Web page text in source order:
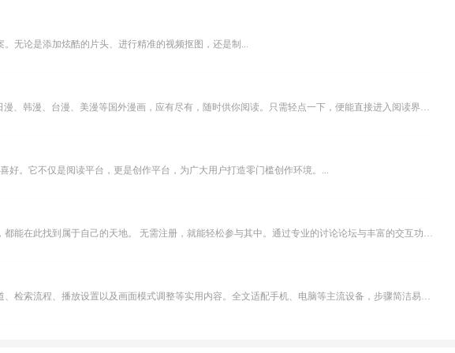
无论是添加炫酷的片头、进行精准的视频抠图，还是制...
乐可漫画APP，堪称主打免费与高清的在线漫画阅读神器。其官方版提供海量完整版漫画资源，无论是国内漫画，还是日漫、韩漫、台漫、美漫等国外漫画，应有尽有，随时供你阅读。只需轻点一下，便能直接进入阅读界面。不仅如此，乐可漫画最新版本更新速度极快，在这里，你总能抢先看到全网一手漫画章节内容！...
。它不仅是阅读平台，更是创作平台，为广大用户打造零门槛创作环境。...
米坛社区是专为钟表爱好者打造的交流平台。无论你是初涉钟表领域的普通爱好者，还是拥有多年收藏经验的资深玩家，都能在此找到属于自己的天地。 无需注册，就能轻松参与其中。通过专业的讨论论坛与丰富的交互功能，你可与世界各地的钟表爱好者畅快交流。若你钟情于钟表，米坛社区无疑是值得一试的理想之选。在这里，你能获取最新的手表资讯，交流见解，提升鉴赏品味，让每一块手表都成为收藏故事中重要的一部分。感兴趣的朋友，不要错过下载机会。...
不少影视爱好者都在探寻天天影院观看电视剧的完整方法，结合最新平台使用规则，本篇新手入门攻略全面讲解观看渠道、检索流程、播放设置以及画面模式调整等实用内容。全文适配手机、电脑等主流设备，步骤简洁易懂，无论是初次使用的新手，还是想要优化观影体验的用户，都能参照内容快速上手，熟练掌握平台各项操作技巧，轻松畅享影视内容。...